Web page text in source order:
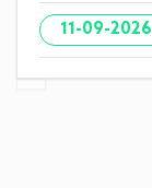
11-09-2026